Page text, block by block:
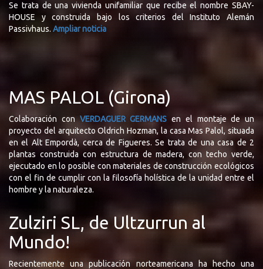
Se trata de una vivienda unifamiliar que recibe el nombre SBAY-
HOUSE y construida bajo los criterios del Instituto Alemán
Passivhaus.Ampliar noticia
MAS PALOL (Girona)
Colaboración conVERDAGUER GERMANSen el montaje de un
proyecto del arquitecto Oldrich Hozman, la casa Mas Palol, situada
en el Alt Empordà, cerca de Figueres. Se trata de una casa de 2
plantas construida con estructura de madera, con techo verde,
ejecutado en lo posible con materiales de construcción ecológicos
con el fin de cumplir con la filosofía holística de la unidad entre el
hombre y la naturaleza.
Zulziri SL, de Ultzurrun al
Mundo!
Recientemente una publicación norteamericana ha hecho una